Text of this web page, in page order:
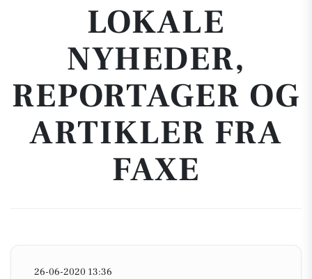
LOKALE
NYHEDER,
REPORTAGER OG
ARTIKLER FRA
FAXE
26-06-2020 13:36